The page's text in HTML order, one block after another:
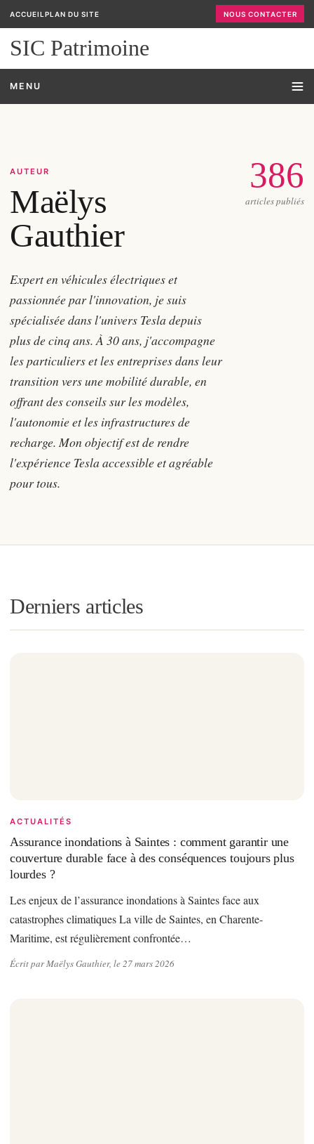
ACCUEIL PLAN DU SITE NOUS CONTACTER
SIC Patrimoine
MENU
AUTEUR
Maëlys
Gauthier
Expert en véhicules électriques et
passionnée par l'innovation, je suis
spécialisée dans l'univers Tesla depuis
plus de cinq ans. À 30 ans, j'accompagne
les particuliers et les entreprises dans leur
transition vers une mobilité durable, en
offrant des conseils sur les modèles,
l'autonomie et les infrastructures de
recharge. Mon objectif est de rendre
l'expérience Tesla accessible et agréable
pour tous.
386
articles publiés
Derniers articles
ACTUALITÉS
Assurance inondations à Saintes : comment garantir une
couverture durable face à des conséquences toujours plus
lourdes ?
Les enjeux de l’assurance inondations à Saintes face aux
catastrophes climatiques La ville de Saintes, en Charente-
Maritime, est régulièrement confrontée…
Écrit par Maëlys Gauthier, le 27 mars 2026